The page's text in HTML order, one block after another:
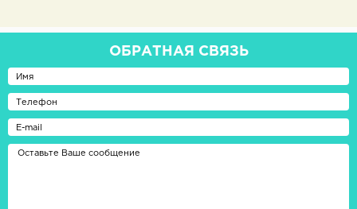
ОБРАТНАЯ СВЯЗЬ